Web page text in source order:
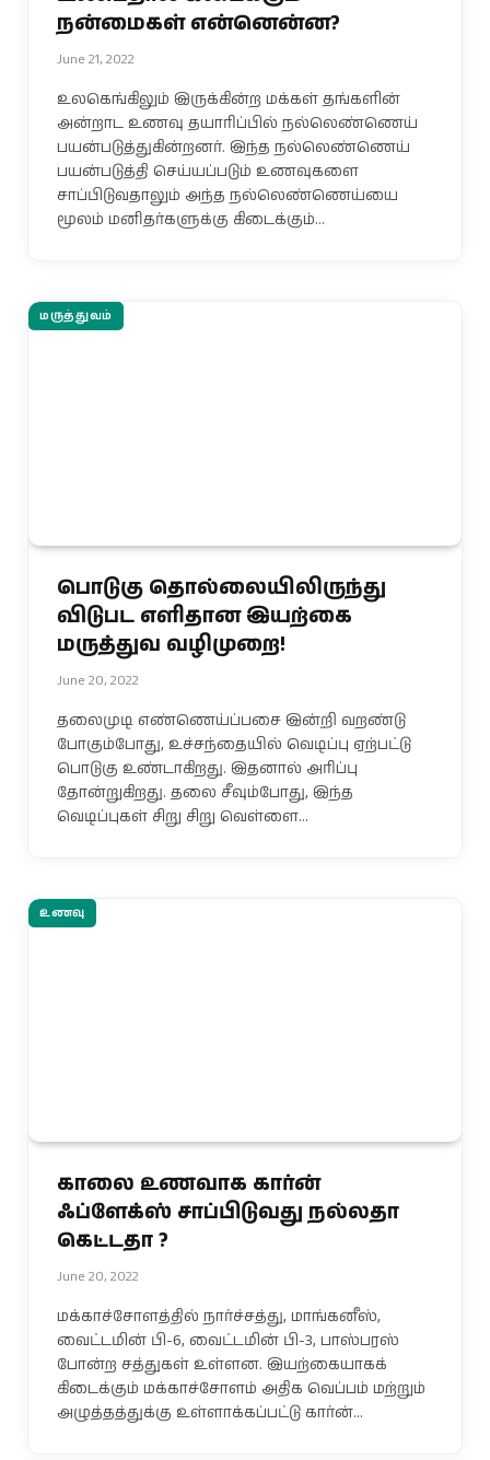
நன்மைகள் என்னென்ன?
June 21, 2022
உலகெங்கிலும் இருக்கின்ற மக்கள் தங்களின்
அன்றாட உணவு தயாரிப்பில் நல்லெண்ணெய்
பயன்படுத்துகின்றனர். இந்த நல்லெண்ணெய்
பயன்படுத்தி செய்யப்படும் உணவுகளை
சாப்பிடுவதாலும் அந்த நல்லெண்ணெய்யை
மூலம் மனிதர்களுக்கு கிடைக்கும்…
மருத்துவம்
பொடுகு தொல்லையிலிருந்து
விடுபட எளிதான இயற்கை
மருத்துவ வழிமுறை!
June 20, 2022
தலைமுடி எண்ணெய்ப்பசை இன்றி வறண்டு
போகும்போது, உச்சந்தையில் வெடிப்பு ஏற்பட்டு
பொடுகு உண்டாகிறது. இதனால் அரிப்பு
தோன்றுகிறது. தலை சீவும்போது, இந்த
வெடிப்புகள் சிறு சிறு வெள்ளை…
உணவு
காலை உணவாக கார்ன்
ஃப்ளேக்ஸ் சாப்பிடுவது நல்லதா
கெட்டதா ?
June 20, 2022
மக்காச்சோளத்தில் நார்ச்சத்து, மாங்கனீஸ்,
வைட்டமின் பி-6, வைட்டமின் பி-3, பாஸ்பரஸ்
போன்ற சத்துகள் உள்ளன. இயற்கையாகக்
கிடைக்கும் மக்காச்சோளம் அதிக வெப்பம் மற்றும்
அழுத்தத்துக்கு உள்ளாக்கப்பட்டு கார்ன்…